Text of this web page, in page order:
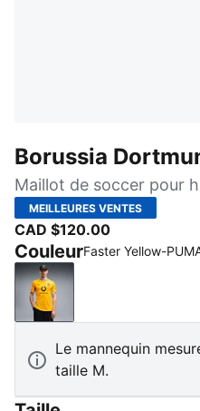
Borussia
Maillot de soccer pour
MEILLEURES VENTES
CAD $120.00
CouleurFaster Yellow-
Faster Yellow-PUMA
Le mannequin
taille M.